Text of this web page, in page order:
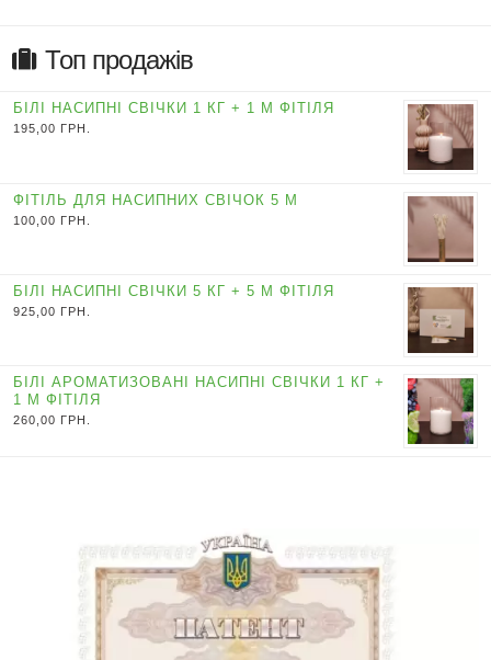
Топ продажів
БІЛІ НАСИПНІ СВІЧКИ 1 КГ + 1 М ФІТІЛЯ
195,00 ГРН.
ФІТІЛЬ ДЛЯ НАСИПНИХ СВІЧОК 5 М
100,00 ГРН.
БІЛІ НАСИПНІ СВІЧКИ 5 КГ + 5 М ФІТІЛЯ
925,00 ГРН.
БІЛІ АРОМАТИЗОВАНІ НАСИПНІ СВІЧКИ 1 КГ +
1 М ФІТІЛЯ
260,00 ГРН.